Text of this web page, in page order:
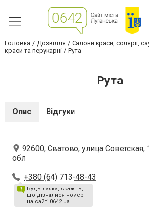
Головна Дозвілля Салони краси, солярії,
краси та перукарні
Рута
Рута
Опис Відгуки
92600, Сватово, улица Советская,
обл
+380 (64) 713-48-43
Будь ласка, скажіть,
що дізналися номер
на сайті 0642.ua